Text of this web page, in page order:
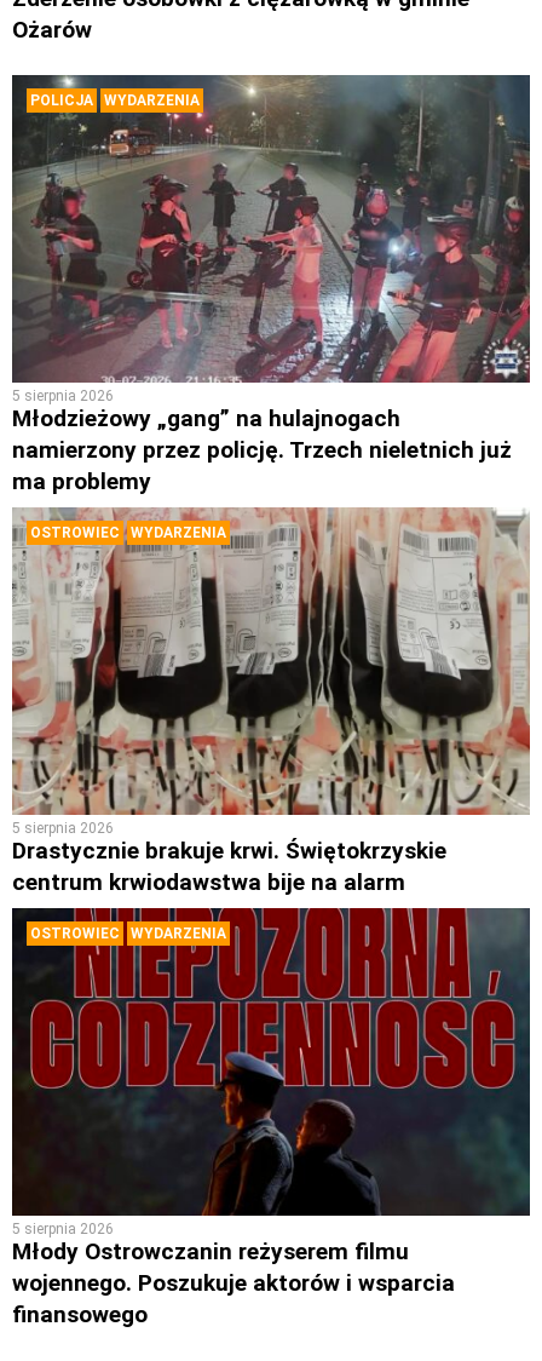
Ożarów
POLICJA WYDARZENIA
5 sierpnia 2026
Młodzieżowy „gang” na hulajnogach
namierzony przez policję. Trzech nieletnich już
ma problemy
OSTROWIEC WYDARZENIA
5 sierpnia 2026
Drastycznie brakuje krwi. Świętokrzyskie
centrum krwiodawstwa bije na alarm
OSTROWIEC WYDARZENIA
5 sierpnia 2026
Młody Ostrowczanin reżyserem filmu
wojennego. Poszukuje aktorów i wsparcia
finansowego